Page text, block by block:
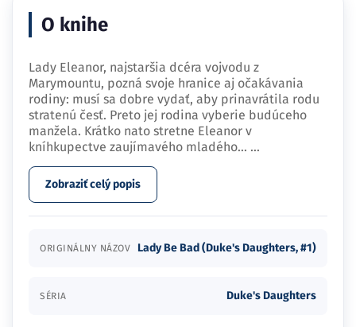
O knihe
Lady Eleanor, najstaršia dcéra vojvodu z
Marymountu, pozná svoje hranice aj očakávania
rodiny: musí sa dobre vydať, aby prinavrátila rodu
stratenú česť. Preto jej rodina vyberie budúceho
manžela. Krátko nato stretne Eleanor v
kníhkupectve zaujímavého mladého… ...
Zobraziť celý popis
ORIGINÁLNY NÁZOV Lady Be Bad (Duke's Daughters, #1)
SÉRIA Duke's Daughters